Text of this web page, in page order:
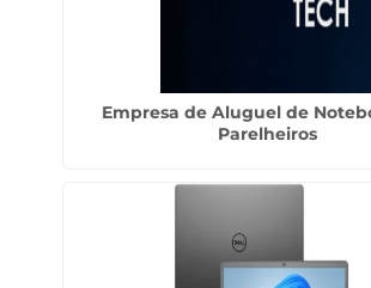
Empresa de Aluguel de
Parelheiros